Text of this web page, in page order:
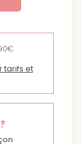
et
tarifs et